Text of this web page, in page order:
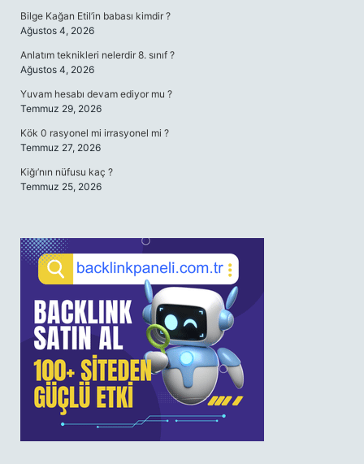
Bilge Kağan Etil’in babası kimdir ?
Ağustos 4, 2026
Anlatım teknikleri nelerdir 8. sınıf ?
Ağustos 4, 2026
Yuvam hesabı devam ediyor mu ?
Temmuz 29, 2026
Kök 0 rasyonel mi irrasyonel mi ?
Temmuz 27, 2026
Kiğı’nın nüfusu kaç ?
Temmuz 25, 2026